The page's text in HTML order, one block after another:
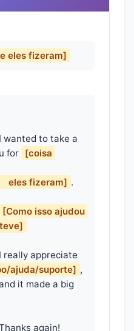
eles fizeram]
for [coisa
                                        eles fizeram]
.
[Como isso ajudou
ajuda/suporte] ,